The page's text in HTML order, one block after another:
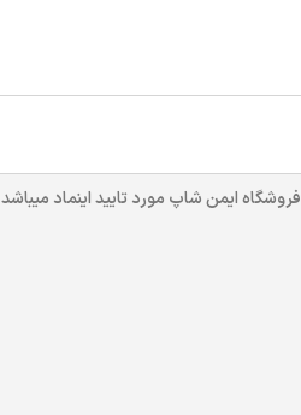
فروشگاه ایمن شاپ مورد تایید اینماد میباشد